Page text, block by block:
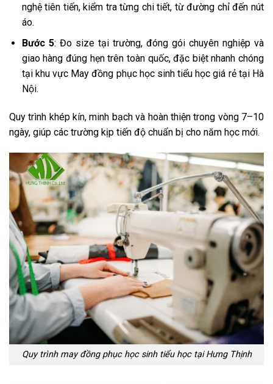
nghệ tiên tiến, kiểm tra từng chi tiết, từ đường chỉ đến nút
áo.
Bước 5: Đo size tại trường, đóng gói chuyên nghiệp và
giao hàng đúng hẹn trên toàn quốc, đặc biệt nhanh chóng
tại khu vực May đồng phục học sinh tiểu học giá rẻ tại Hà
Nội.
Quy trình khép kín, minh bạch và hoàn thiện trong vòng 7–10
ngày, giúp các trường kịp tiến độ chuẩn bị cho năm học mới.
Quy trình may đồng phục học sinh tiểu học tại Hưng Thịnh